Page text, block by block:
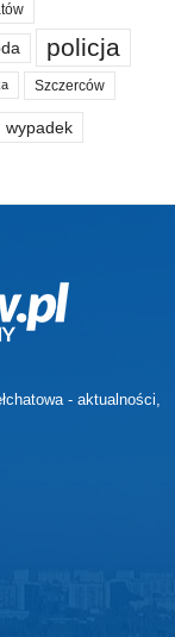
policja
Szczerców
wypadek
- aktualności,